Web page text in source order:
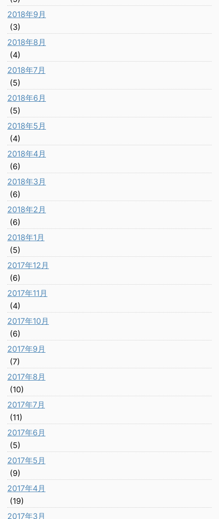
2018年9月
(3)
2018年8月
(4)
2018年7月
(5)
2018年6月
(5)
2018年5月
(4)
2018年4月
(6)
2018年3月
(6)
2018年2月
(6)
2018年1月
(5)
2017年12月
(6)
2017年11月
(4)
2017年10月
(6)
2017年9月
(7)
2017年8月
(10)
2017年7月
(11)
2017年6月
(5)
2017年5月
(9)
2017年4月
(19)
2017年3月